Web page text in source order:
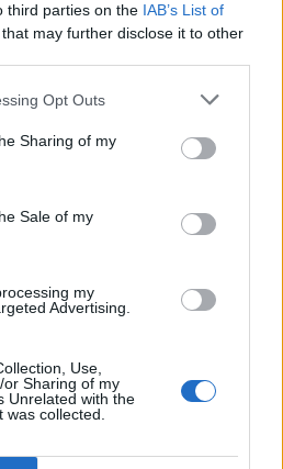
third parties on the IAB’s List of
that may further disclose it to other
Opt Outs
Sharing of my
Sale of my
my
Advertising.
Use,
Sharing of my
Unrelated with the
collected.
di Tapparello